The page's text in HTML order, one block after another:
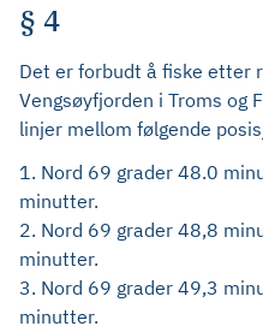
§ 4
Det er forbudt å fiske etter
Vengsøyfjorden i Troms og
linjer mellom følgende
1. Nord 69 grader 48.0
minutter.
2. Nord 69 grader 48,8
minutter.
3. Nord 69 grader 49,3
minutter.